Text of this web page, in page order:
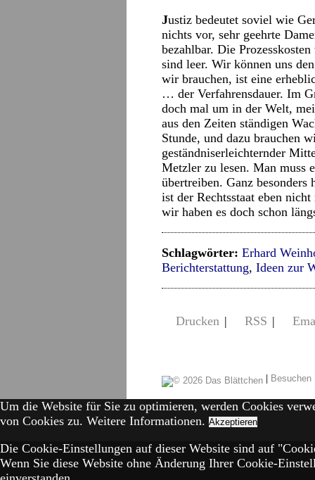
Justiz bedeutet soviel wie
nichts vor, sehr geehrte
bezahlbar. Die
sind leer. Wir können uns
wir brauchen, ist eine
… der Verfahrensdauer. Im
doch mal um in der Welt,
aus den Zeiten ständigen
Stunde, und dazu brauchen
geständniserleichternder
Metzler zu lesen. Man muss
übertreiben. Ganz besonders
ist der Rechtsstaat eben
wir haben es doch schon
Schlagwörter: Erhard
Berichterstattung, Ideen zur
Drucken | RSS |
|
Um die Website für Sie zu optimieren, werden Cookies
von Cookies zu. Weitere Informationen. Akzeptieren
Die Cookie-Einstellungen auf dieser Website sind auf
Wenn Sie diese Website ohne Änderung Ihrer Cookie-